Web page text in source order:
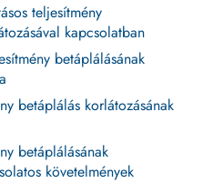
teljesítmény
kapcsolatban
betáplálásának
betáplálás korlátozásának
betáplálásának
követelmények